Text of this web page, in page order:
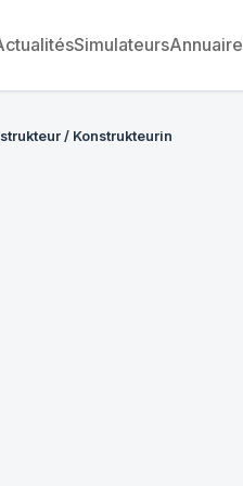
SimulateursAnnuaire
/ Konstrukteurin